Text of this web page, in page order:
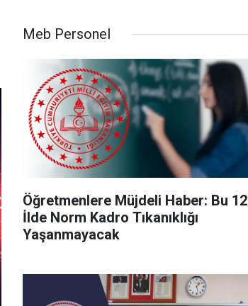
Meb Personel
Öğretmenlere Müjdeli Haber: Bu 12
İlde Norm Kadro Tıkanıklığı
Yaşanmayacak